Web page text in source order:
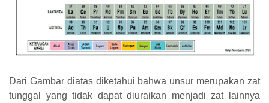
Dari Gambar diatas diketahui bahwa unsur merupakan zat
tunggal yang tidak dapat diuraikan menjadi zat lainnya